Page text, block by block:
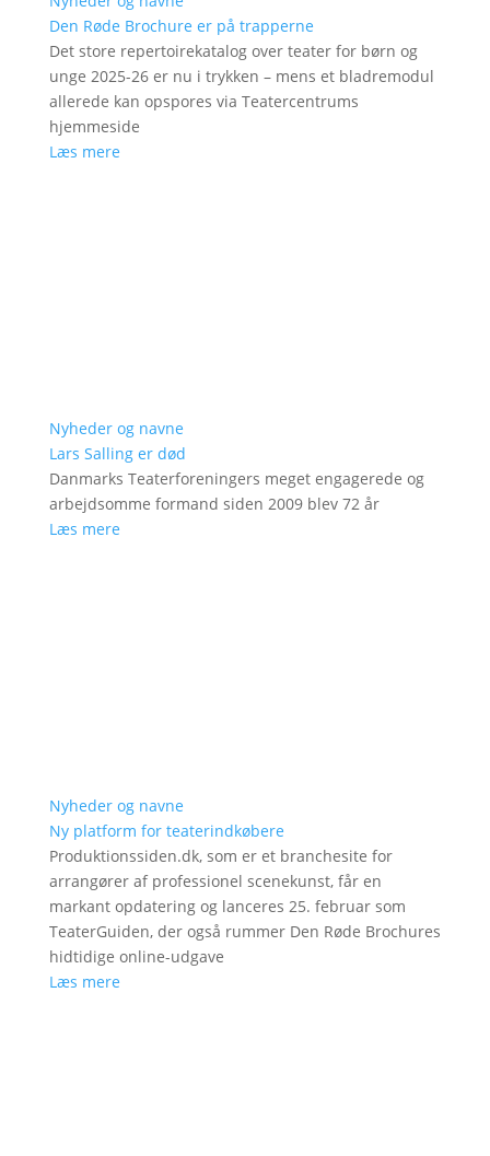
Den Røde Brochure er på trapperne
Det store repertoirekatalog over teater for børn og
unge 2025-26 er nu i trykken – mens et bladremodul
allerede kan opspores via Teatercentrums
hjemmeside
Læs mere
Nyheder og navne
Lars Salling er død
Danmarks Teaterforeningers meget engagerede og
arbejdsomme formand siden 2009 blev 72 år
Læs mere
Nyheder og navne
Ny platform for teaterindkøbere
Produktionssiden.dk, som er et branchesite for
arrangører af professionel scenekunst, får en
markant opdatering og lanceres 25. februar som
TeaterGuiden, der også rummer Den Røde Brochures
hidtidige online-udgave
Læs mere